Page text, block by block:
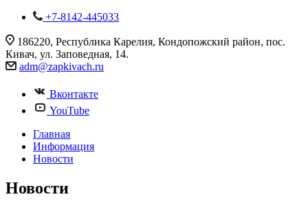
+7-8142-445033
186220, Республика Карелия, Кондопожский район, пос.
Кивач, ул. Заповедная, 14.
adm@zapkivach.ru
Вконтакте
YouTube
Главная
Информация
Новости
Новости